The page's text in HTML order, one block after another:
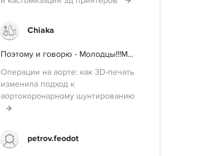
Chiaka
Поэтому и говорю - Молодцы!!!М...
Операции на аорте: как 3D-печать
изменила подход к
аортокоронарному шунтированию
petrov.feodot